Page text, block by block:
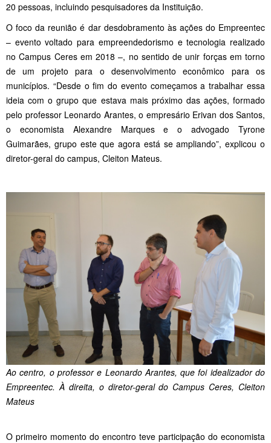
20 pessoas, incluindo pesquisadores da Instituição.
O foco da reunião é dar desdobramento às ações do Empreentec
– evento voltado para empreendedorismo e tecnologia realizado
no Campus Ceres em 2018 –, no sentido de unir forças em torno
de um projeto para o desenvolvimento econômico para os
municípios. “Desde o fim do evento começamos a trabalhar essa
ideia com o grupo que estava mais próximo das ações, formado
pelo professor Leonardo Arantes, o empresário Erivan dos Santos,
o economista Alexandre Marques e o advogado Tyrone
Guimarães, grupo este que agora está se ampliando”, explicou o
diretor-geral do campus, Cleiton Mateus.
Ao centro, o professor e Leonardo Arantes, que foi idealizador do
Empreentec. À direita, o diretor-geral do Campus Ceres, Cleiton
Mateus
O primeiro momento do encontro teve participação do economista